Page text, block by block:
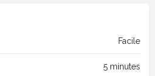
Facile
5 minutes